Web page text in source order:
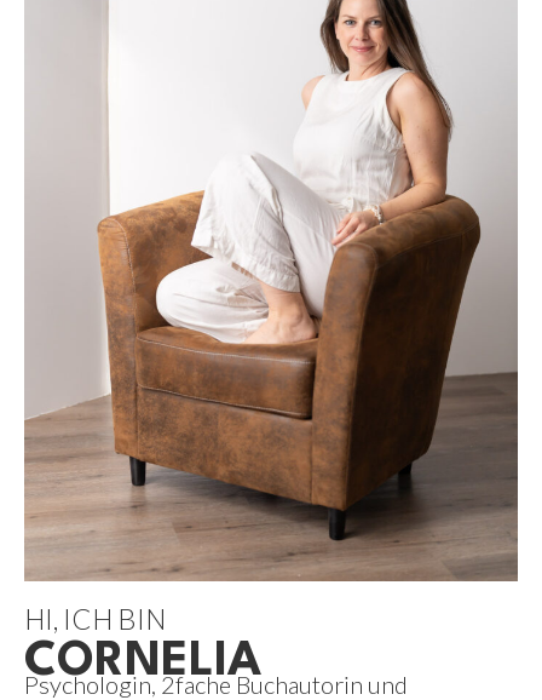
HI, ICH BIN
CORNELIA
Psychologin, 2fache Buchautorin und